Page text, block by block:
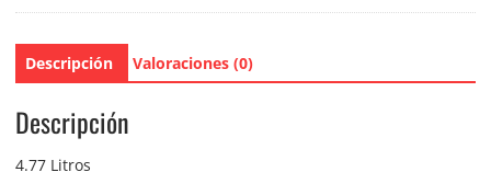
Descripción Valoraciones (0)
Descripción
4.77 Litros